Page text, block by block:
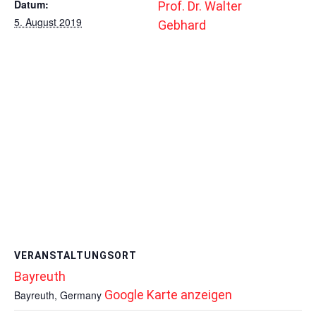
Datum:
5. August 2019
Prof. Dr. Walter
Gebhard
VERANSTALTUNGSORT
Bayreuth
Bayreuth, Germany Google Karte anzeigen